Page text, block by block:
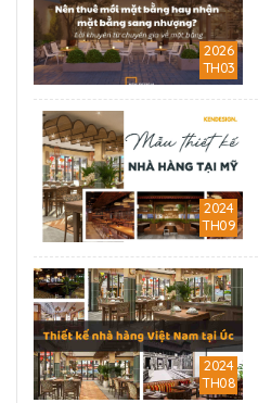
2026
TH03
2024
TH09
2024
TH08